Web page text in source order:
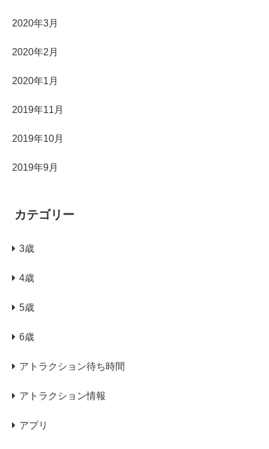
2020年3月
2020年2月
2020年1月
2019年11月
2019年10月
2019年9月
カテゴリー
3歳
4歳
5歳
6歳
アトラクション待ち時間
アトラクション情報
アプリ